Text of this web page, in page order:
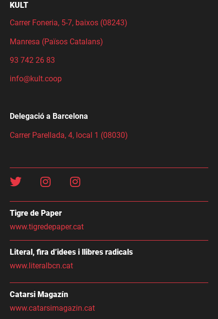
KULT
Carrer Foneria, 5-7, baixos (08243)
Manresa (Països Catalans)
93 742 26 83
info@kult.coop
Delegació a Barcelona
Carrer Parellada, 4, local 1 (08030)
Tigre de Paper
www.tigredepaper.cat
Literal, fira d’idees i llibres radicals
www.literalbcn.cat
Catarsi Magazín
www.catarsimagazin.cat